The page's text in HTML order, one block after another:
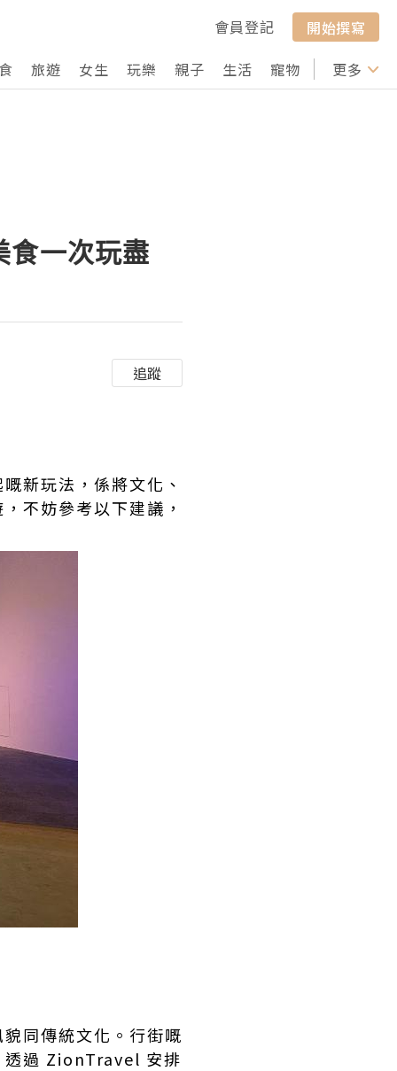
會員登記
開始撰寫
旅遊 女生 玩樂 親子 生活 寵物 行山 打卡
更多
一次玩盡
追蹤
新玩法，係將文化、
不妨參考以下建議，
同傳統文化。行街嘅
透過 ZionTravel 安排